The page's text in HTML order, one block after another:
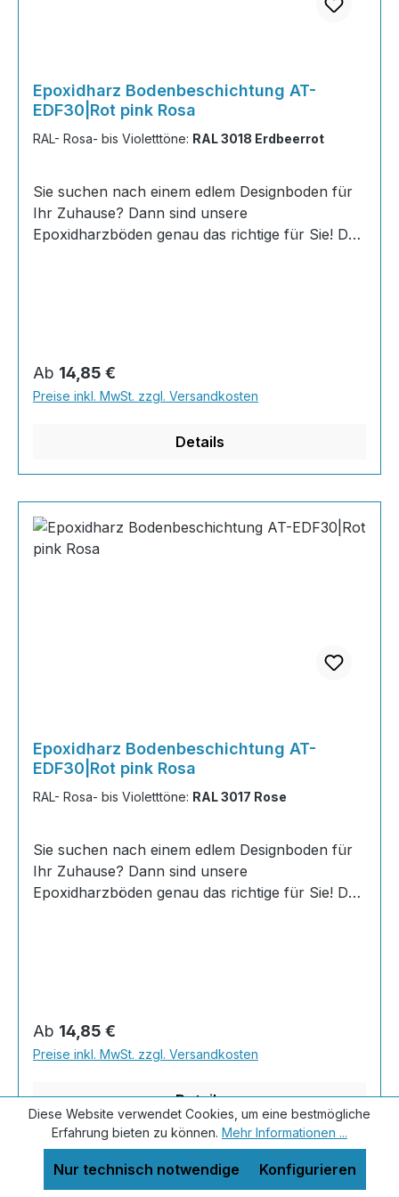
Epoxidharz Bodenbeschichtung AT-
EDF30|Rot pink Rosa
RAL- Rosa- bis Violetttöne: RAL 3018 Erdbeerrot
Sie suchen nach einem edlem Designboden für
Ihr Zuhause? Dann sind unsere
Epoxidharzböden genau das richtige für Sie! Der
Farbkombinationen sind möglich. Von edlen
Naturtönen bis knallig-bunt ist alles möglich!
Wenn Sie eine farbige Bodenbeschichtung
Regulärer Preis:
Ab 14,85 €
Preise inkl. MwSt. zzgl. Versandkosten
Details
Epoxidharz Bodenbeschichtung AT-
EDF30|Rot pink Rosa
RAL- Rosa- bis Violetttöne: RAL 3017 Rose
Sie suchen nach einem edlem Designboden für
Ihr Zuhause? Dann sind unsere
Epoxidharzböden genau das richtige für Sie! Der
Farbkombinationen sind möglich. Von edlen
Naturtönen bis knallig-bunt ist alles möglich!
Wenn Sie eine farbige Bodenbeschichtung
Regulärer Preis:
Ab 14,85 €
Preise inkl. MwSt. zzgl. Versandkosten
Details
Diese Website verwendet Cookies, um eine bestmögliche
Erfahrung bieten zu können. Mehr Informationen ...
Nur technisch notwendige Konfigurieren